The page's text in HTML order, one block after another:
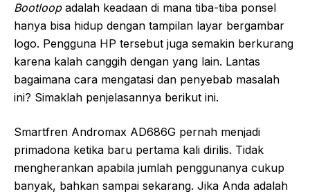
Bootloopadalah keadaan di mana tiba-tiba ponsel
hanya bisa hidup dengan tampilan layar bergambar
logo. Pengguna HP tersebut juga semakin berkurang
karena kalah canggih dengan yang lain. Lantas
bagaimana cara mengatasi dan penyebab masalah
ini? Simaklah penjelasannya berikut ini.
Smartfren Andromax AD686G pernah menjadi
primadona ketika baru pertama kali dirilis. Tidak
mengherankan apabila jumlah penggunanya cukup
banyak, bahkan sampai sekarang. Jika Anda adalah